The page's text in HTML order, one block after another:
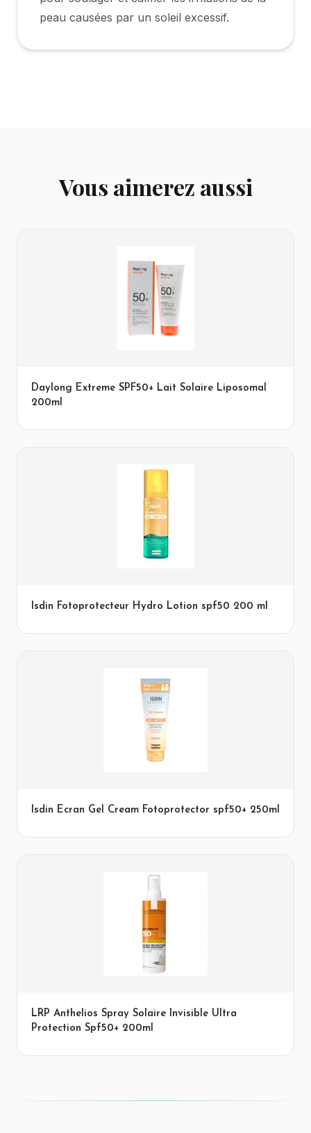
peau causées par un soleil excessif.
Vous aimerez aussi
Daylong Extreme SPF50+ Lait Solaire Liposomal
200ml
Isdin Fotoprotecteur Hydro Lotion spf50 200 ml
Isdin Ecran Gel Cream Fotoprotector spf50+ 250ml
LRP Anthelios Spray Solaire Invisible Ultra
Protection Spf50+ 200ml